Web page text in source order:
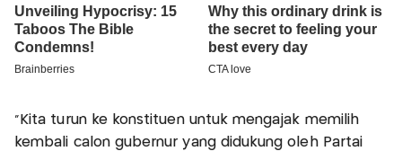
“Kita turun ke konstituen untuk mengajak memilih
kembali calon gubernur yang didukung oleh Partai